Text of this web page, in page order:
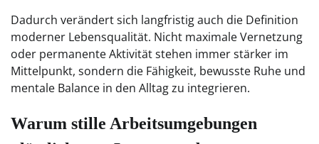
Dadurch verändert sich langfristig auch die Definition
moderner Lebensqualität. Nicht maximale Vernetzung
oder permanente Aktivität stehen immer stärker im
Mittelpunkt, sondern die Fähigkeit, bewusste Ruhe und
mentale Balance in den Alltag zu integrieren.
Warum stille Arbeitsumgebungen